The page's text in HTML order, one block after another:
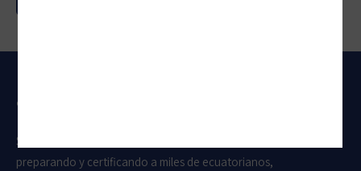
¿QUIÉNES SOMOS?
Somos una empresa con más de 20 años de experiencia
preparando y certificando a miles de ecuatorianos,